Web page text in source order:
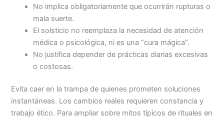
No implica obligatoriamente que ocurrirán rupturas o
mala suerte.
El solsticio no reemplaza la necesidad de atención
médica o psicológica, ni es una “cura mágica”.
No justifica depender de prácticas diarias excesivas
o costosas.
Evita caer en la trampa de quienes prometen soluciones
instantáneas. Los cambios reales requieren constancia y
trabajo ético. Para ampliar sobre mitos típicos de rituales en